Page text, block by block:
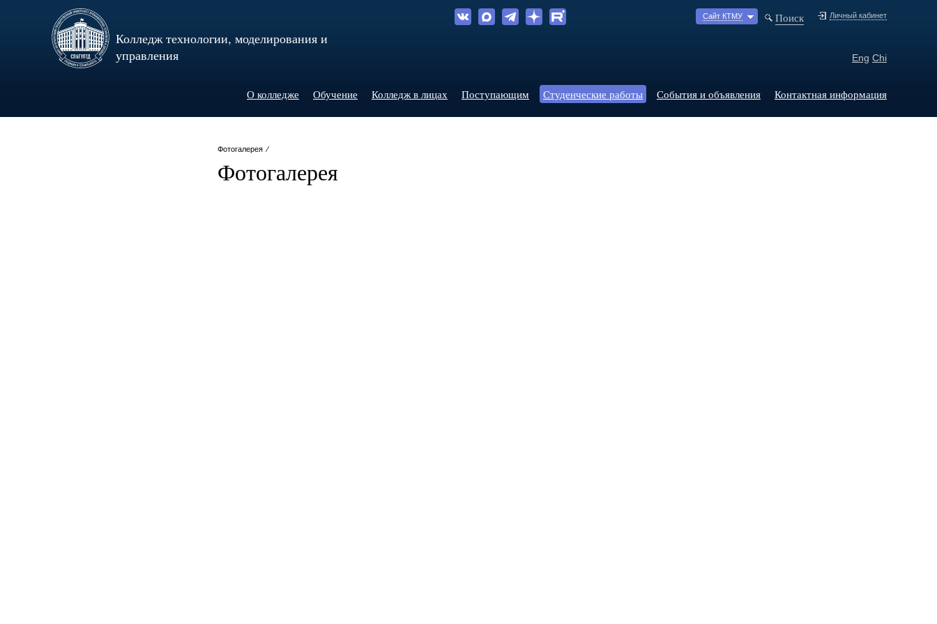
Колледж технологии, моделирования и
управления
Личный кабинет
Поиск
Сайт КТМУ
Eng Chi
О колледже Обучение Колледж в лицах Поступающим Студенческие работы События и объявления Контактная информация
Фотогалерея ⁄
Фотогалерея